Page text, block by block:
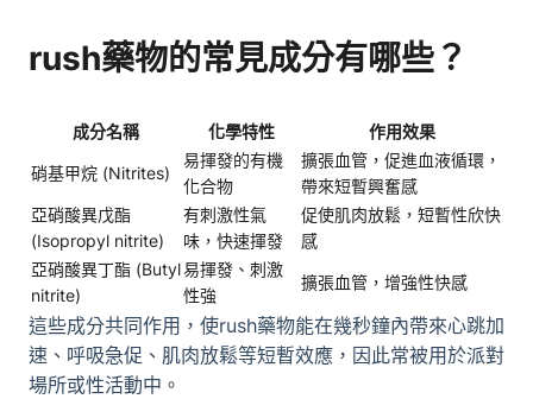
rush藥物的常見成分有哪些？
成分名稱 化學特性 作用效果
硝基甲烷 (Nitrites)
易揮發的有機
化合物
擴張血管，促進血液循環，
帶來短暫興奮感
亞硝酸異戊酯
(Isopropyl nitrite)
有刺激性氣
味，快速揮發
促使肌肉放鬆，短暫性欣快
感
亞硝酸異丁酯 (Butyl
nitrite)
易揮發、刺激
性強
擴張血管，增強性快感
這些成分共同作用，使rush藥物能在幾秒鐘內帶來心跳加
速、呼吸急促、肌肉放鬆等短暫效應，因此常被用於派對
場所或性活動中。